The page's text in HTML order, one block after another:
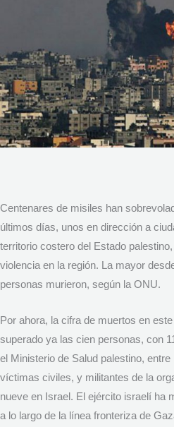
Centenares de misiles han
últimos días, unos en dirección a
territorio costero del Estado
violencia en la región. La mayor
personas murieron, según la ONU.
Por ahora, la cifra de muertos en
superado ya las cien personas, con
el Ministerio de Salud palestino,
víctimas civiles, y militantes de la
nueve en Israel. El ejército israelí ha
a lo largo de la línea fronteriza de